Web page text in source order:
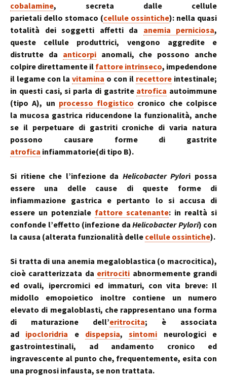
cobalamine, secreta dalle cellule
parietali dello stomaco (cellule ossintiche): nella quasi
totalità dei soggetti affetti da anemia perniciosa,
queste cellule produttrici, vengono aggredite e
distrutte da anticorpianomali, che possono anche
colpire direttamente il fattore intrinseco, impedendone
il legame con la vitamina o con il recettore intestinale;
in questi casi, si parla di gastrite atrofica autoimmune
(tipo A), un processo flogistico cronico che colpisce
la mucosa gastrica riducendone la funzionalità, anche
se il perpetuare di gastriti croniche di varia natura
possono causare forme di gastrite
atrofica infiammatorie(di tipo B).
Si ritiene che l’infezione da Helicobacter Pylori possa
essere una delle cause di queste forme di
infiammazione gastrica e pertanto lo si accusa di
essere un potenziale fattore scatenante: in realtà si
confonde l’effetto (infezione da Helicobacter Pylori) con
la causa (alterata funzionalità delle cellule ossintiche).
Si tratta di una anemia megaloblastica (o macrocitica),
cioè caratterizzata da eritrociti abnormemente grandi
ed ovali, ipercromici ed immaturi, con vita breve: Il
midollo emopoietico inoltre contiene un numero
elevato di megaloblasti, che rappresentano una forma
di maturazione dell’eritrocita; è associata
ad ipocloridria e dispepsia,sintomi neurologici e
gastrointestinali, ad andamento cronico ed
ingravescente al punto che, frequentemente, esita con
una prognosi infausta, se non trattata.